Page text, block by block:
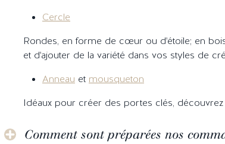
Cercle
Rondes, en forme de cœur ou d'étoile; en
et d'ajouter de la variété dans vos styles de
Anneau et mousqueton
Idéaux pour créer des portes clés,
Comment sont préparées nos